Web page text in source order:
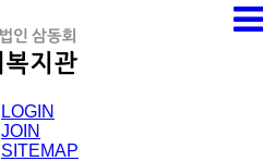
LOGIN
JOIN
SITEMAP